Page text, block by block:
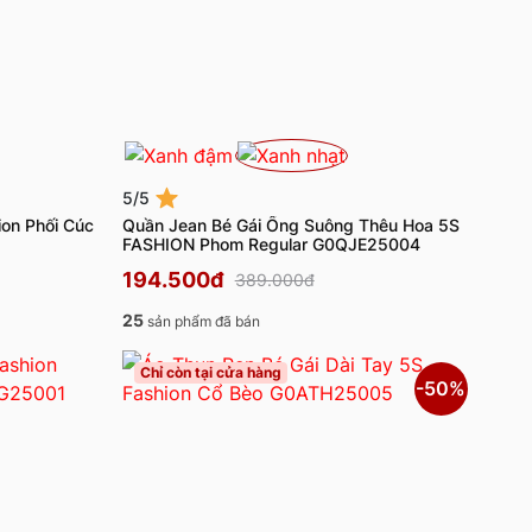
Phối Cúc
5/5
Quần Jean Bé Gái Ống Suông Thêu Hoa 5S
FASHION Phom Regular G0QJE25004
194.500đ 389.000đ
25sản phẩm đã bán
Chỉ còn tại cửa hàng
-50%